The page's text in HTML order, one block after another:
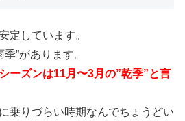
定しています。
季”があります。
ーズンは11月〜3月の”乾季”と言
乗りづらい時期なんでちょうどい